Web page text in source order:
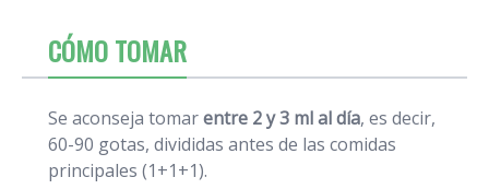
CÓMO TOMAR
Se aconseja tomarentre 2 y 3 ml al día, es decir,
60-90 gotas, divididas antes de las comidas
principales (1+1+1).